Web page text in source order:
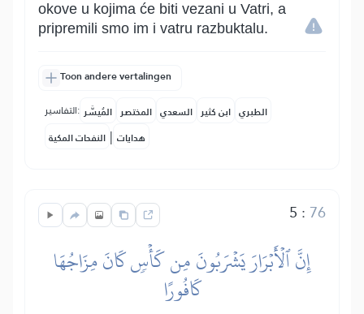
okove u kojima će biti vezani u Vatri, a
pripremili smo im i vatru razbuktalu.
Toon andere vertalingen
التفاسير: المُيسَّر المختصر السعدي ابن كثير الطبري
النفحات المكية | هدايات
5 : 76
إِنَّ ٱلۡأَبۡرَارَ يَشۡرَبُونَ مِن كَأۡسٖ كَانَ مِزَاجُهَا
كَافُورًا